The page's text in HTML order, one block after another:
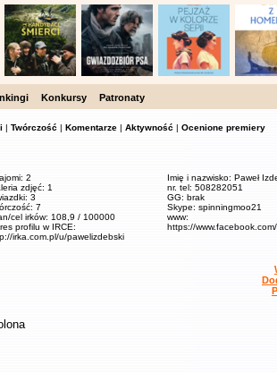
Konkursy Patronaty
| Twórczość | Komentarze | Aktywność | Ocenione premiery
2
zdjęć: 1
3
7
cel irków: 108,9 / 100000
profilu w IRCE:
irka.com.pl/u/pawelizdebski
Imię i nazwisko: Paweł
nr. tel: 508282051
GG: brak
Skype: spinningmoo21
www:
https://